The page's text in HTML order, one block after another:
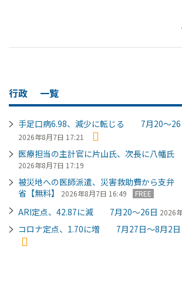
行政 一覧
手足口病6.98、減少に転じる 7月20～26
2026年8月7日 17:21
医療担当の主計官に片山氏、次長に八幡
2026年8月7日 17:19
被災地への医師派遣、災害救助費から支
省【無料】
2026年8月7日 16:49 FREE
ARI定点、42.87に減 7月20～26日 2026
コロナ定点、1.70に増 7月27日～8月2日